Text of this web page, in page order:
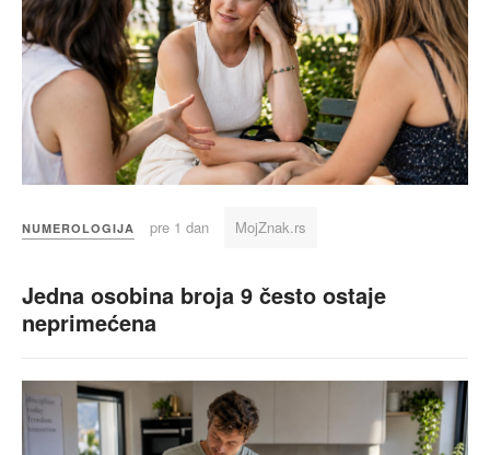
NUMEROLOGIJA pre 1 dan MojZnak.rs
Jedna osobina broja 9 često ostaje
neprimećena